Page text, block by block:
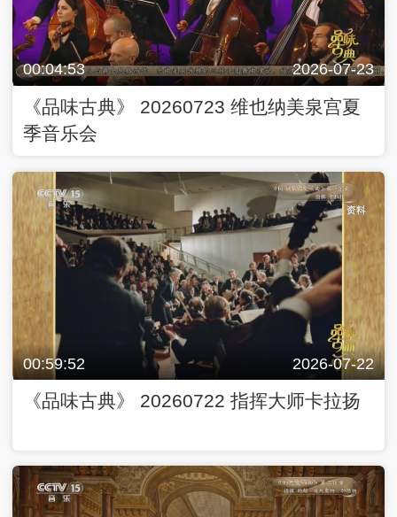
00:04:53 2026-07-23
《品味古典》 20260723 维也纳美泉宫夏
季音乐会
00:59:52 2026-07-22
《品味古典》 20260722 指挥大师卡拉扬